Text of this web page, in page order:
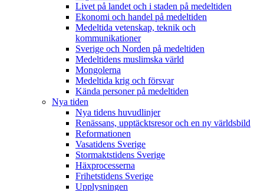
Livet på landet och i staden på medeltiden
Ekonomi och handel på medeltiden
Medeltida vetenskap, teknik och
kommunikationer
Sverige och Norden på medeltiden
Medeltidens muslimska värld
Mongolerna
Medeltida krig och försvar
Kända personer på medeltiden
Nya tiden
Nya tidens huvudlinjer
Renässans, upptäcktsresor och en ny världsbild
Reformationen
Vasatidens Sverige
Stormaktstidens Sverige
Häxprocesserna
Frihetstidens Sverige
Upplysningen